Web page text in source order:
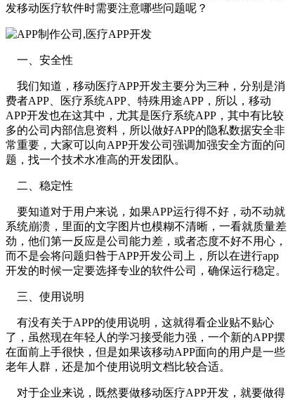
发移动医疗软件时需要注意哪些问题呢？
一、安全性
我们知道，移动医疗APP开发主要分为三种，分别是消
费者APP、医疗系统APP、特殊用途APP，所以，移动
APP开发也在这其中，尤其是医疗系统APP，其中有比较
多的公司内部信息资料，所以做好APP的隐私数据安全非
常重要，大家可以向APP开发公司强调加强安全方面的问
题，找一个技术水准高的开发团队。
二、稳定性
要知道对于用户来说，如果APP运行得不好，动不动就
系统崩溃，里面的文字图片也模糊不清晰，一看就质量差
劲，他们第一反应是公司能力差，或者态度不好不用心，
而不是会将问题归咎于APP开发公司上，所以在进行app
开发的时候一定要选择专业的软件公司，确保运行稳定。
三、使用说明
有没有关于APP的使用说明，这就得看企业贴不贴心
了，虽然现在年轻人的学习接受能力强，一个新的APP摆
在面前上手很快，但是如果该移动APP面向的用户是一些
老年人群，还是加个使用说明文档比较合适。
对于企业来说，既然要做移动医疗APP开发，就要做得